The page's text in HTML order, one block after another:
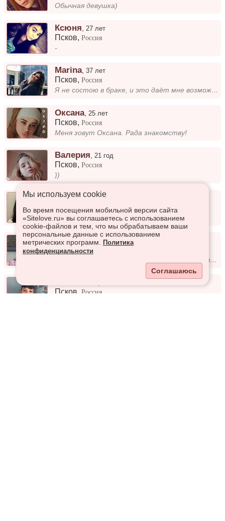
Обычная девушка)
Ксюня 27 лет
Псков,Россия
-
Marina,37 лет
Псков,Россия
Я не состою в браке, и это даёт мне возможность искать настоящие чувства и строить отношения, основанные на взаимной сим...
Оксана, 25 лет
Псков,Россия
Меня зовут Оксана. Рада знакомству!
Валерия 21 год
Псков,Россия
))
Tanya, 38 лет
Псков,Россия
Добрая, веселая, домашняя.
Елена,58 лет
Псков,Россия
Умею радоваться простым вещам: солнечным дням, теплу и хорошему настроению.
Псков ,Россия
Мы используем сookie
Во время посещения мобильной версии сайта
«Sitelove.ru» вы соглашаетесь с использованием
cookie-файлов и тем, что мы обрабатываем ваши
персональные данные с использованием
метрических программ.
Политика
конфиденциальности
Соглашаюсь